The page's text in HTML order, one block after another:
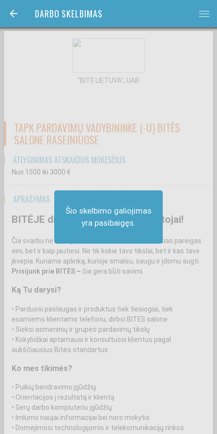
DARBO SKELBIMAS bars
Šio skelbimo galiojimas
yra pasibaigęs.
"BITĖ LIETUVA", UAB
TAPK PARDAVIMŲ VADYBININKE (-U) BITĖS
SALONE RASEINIUOSE
ATLYGINIMAS ATSKAIČIUS MOKESČIUS
Nuo 1500 iki 3000 €
APRAŠYMAS
BITĖJE dirba žmonės, ne darbuotojai!
Čia svarbu ne tik, ką moki, bet ir kas esi. Ne tik kokias pareigas
eini, bet ir kaip jautiesi. Ne tik kokie tavo tikslai, bet ir kas tave
įkvepia. Kuriame aplinką, kurioje smalsu, saugu ir įdomu augti.
Prisijunk prie BITĖS – čia gera būti savimi.
Ką Tu darysi?
• Parduosi paslaugas ir produktus tiek tiesiogiai, tiek
esamiems klientams telefonu, dirbsi BITĖS salone
• Sieksi asmeninių ir grupės pardavimų tikslų
• Kokybiškai aptarnausi ir konsultuosi klientus pagal
aukščiausius Bitės standartus
Ko mes tikimės?
• Puikių bendravimo įgūdžių
• Orientacijos į rezultatą ir klientą
• Gerų darbo kompiuteriu įgūdžių
• Imlumo naujai informacijai bei noro mokytis
• Domėjimosi technologijomis ir telekomunikacijų rinkos